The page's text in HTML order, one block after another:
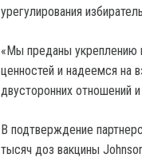
урегулирования
«Мы преданы укреплению
ценностей и надеемся на
двусторонних отношений
В подтверждение
тысяч доз вакцины